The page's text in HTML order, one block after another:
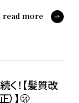
read more
！【髪質改
）】🫢